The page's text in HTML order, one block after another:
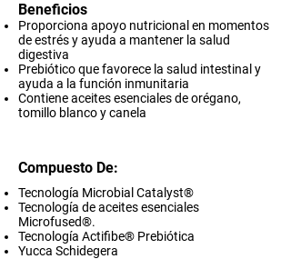
Beneficios
Proporciona apoyo nutricional en momentos
de estrés y ayuda a mantener la salud
digestiva
Prebiótico que favorece la salud intestinal y
ayuda a la función inmunitaria
Contiene aceites esenciales de orégano,
tomillo blanco y canela
Compuesto De:
Tecnología Microbial Catalyst®
Tecnología de aceites esenciales
Microfused®.
Tecnología Actifibe® Prebiótica
Yucca Schidegera